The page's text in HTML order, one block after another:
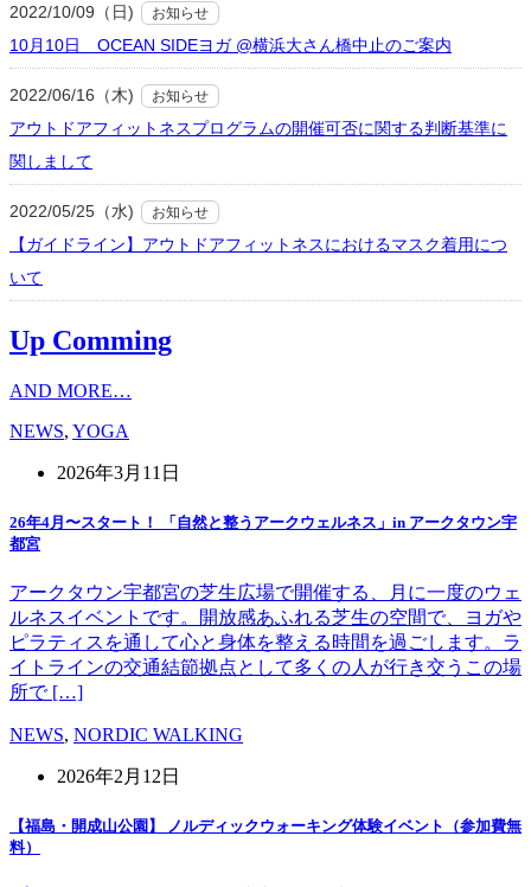
2022/10/09（日) お知らせ
10月10日 OCEAN SIDEヨガ @横浜大さん橋中止のご案内
2022/06/16（木) お知らせ
アウトドアフィットネスプログラムの開催可否に関する判断基準に
関しまして
2022/05/25（水) お知らせ
【ガイドライン】アウトドアフィットネスにおけるマスク着用につ
いて
Up Comming
AND MORE…
NEWS, YOGA
2026年3月11日
26年4月〜スタート！ 「自然と整うアークウェルネス」in アークタウン宇
都宮
アークタウン宇都宮の芝生広場で開催する、月に一度のウェ
ルネスイベントです。開放感あふれる芝生の空間で、ヨガや
ピラティスを通して心と身体を整える時間を過ごします。ラ
イトラインの交通結節拠点として多くの人が行き交うこの場
所で […]
NEWS, NORDIC WALKING
2026年2月12日
【福島・開成山公園】 ノルディックウォーキング体験イベント（参加費無
料）